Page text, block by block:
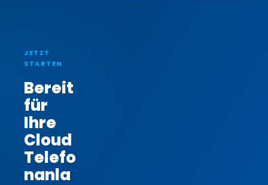
JETZT
STARTEN
Bereit
für
Ihre
Cloud
Telefo
nanla